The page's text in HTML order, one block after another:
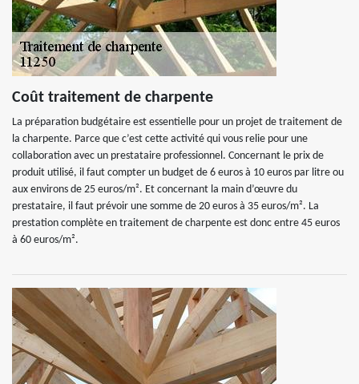
Coût traitement de charpente
La préparation budgétaire est essentielle pour un projet de traitement de
la charpente. Parce que c’est cette activité qui vous relie pour une
collaboration avec un prestataire professionnel. Concernant le prix de
produit utilisé, il faut compter un budget de 6 euros à 10 euros par litre ou
aux environs de 25 euros/m². Et concernant la main d’œuvre du
prestataire, il faut prévoir une somme de 20 euros à 35 euros/m². La
prestation complète en traitement de charpente est donc entre 45 euros
à 60 euros/m².